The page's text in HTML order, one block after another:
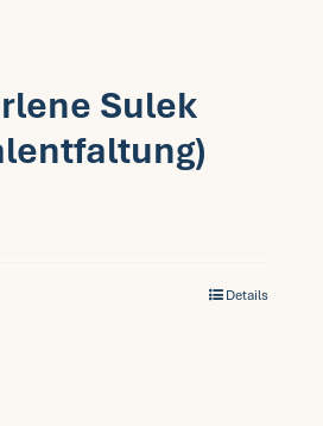
Sulek
Details